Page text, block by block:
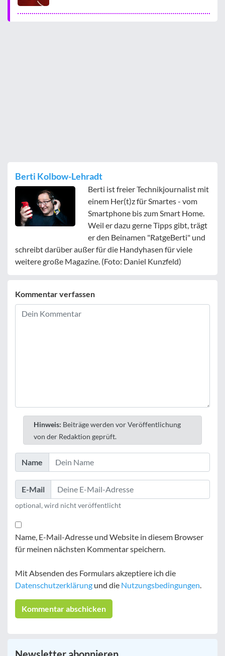
Berti Kolbow-Lehradt
Berti ist freier Technikjournalist mit
einem Her(t)z für Smartes - vom
Smartphone bis zum Smart Home.
Weil er dazu gerne Tipps gibt, trägt
er den Beinamen "RatgeBerti" und
schreibt darüber außer für die Handyhasen für viele
weitere große Magazine. (Foto: Daniel Kunzfeld)
Kommentar verfassen
Hinweis: Beiträge werden vor Veröffentlichung
von der Redaktion geprüft.
Name
E-Mail
optional, wird nicht veröffentlicht
Name, E-Mail-Adresse und Website in diesem Browser
für meinen nächsten Kommentar speichern.
Mit Absenden des Formulars akzeptiere ich die
Datenschutzerklärung und die Nutzungsbedingungen.